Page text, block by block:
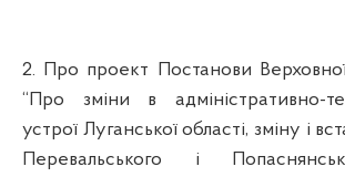
2. Про проект Постанови
“ Про зміни вадміністративно-
устрої Луганської області,зміну і
Перевальського
і